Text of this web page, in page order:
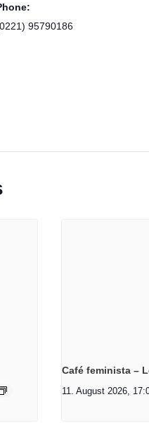
95790186
Café feminista –
11. August 2026,